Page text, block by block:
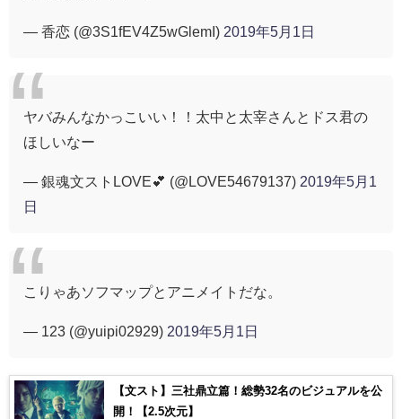
— 香恋 (@3S1fEV4Z5wGlemI) 2019年5月1日
ヤバみんなかっこいい！！太中と太宰さんとドス君の
ほしいなー
— 銀魂文ストLOVE💕 (@LOVE54679137) 2019年5月1
日
こりゃあソフマップとアニメイトだな。
— 123 (@yuipi02929) 2019年5月1日
【文スト】三社鼎立篇！総勢32名のビジュアルを公
開！【2.5次元】